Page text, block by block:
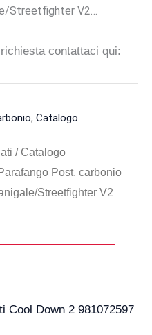
€.
è:
310,00 €.
Streetfighter V2…
contattaci qui:
, Catalogo
/ Catalogo
Post. carbonio
Streetfighter V2
Il